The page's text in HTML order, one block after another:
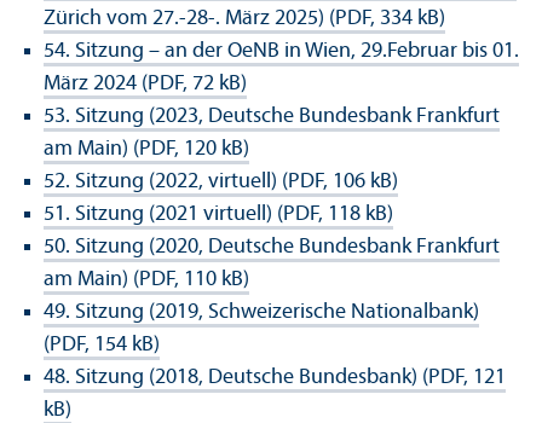
Zürich vom 27.-28-. März 2025) (PDF, 334 kB)
54. Sitzung – an der OeNB in Wien, 29.Februar bis 01.
März 2024 (PDF, 72 kB)
53. Sitzung (2023, Deutsche Bundes­bank Frankfurt
am Main) (PDF, 120 kB)
52. Sitzung (2022, virtuell) (PDF, 106 kB)
51. Sitzung (2021 virtuell) (PDF, 118 kB)
50. Sitzung (2020, Deutsche Bundes­bank Frankfurt
am Main) (PDF, 110 kB)
49. Sitzung (2019, Schweizerische Nationalbank)
(PDF, 154 kB)
48. Sitzung (2018, Deutsche Bundes­bank) (PDF, 121
kB)